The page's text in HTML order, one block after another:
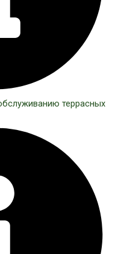
террасных